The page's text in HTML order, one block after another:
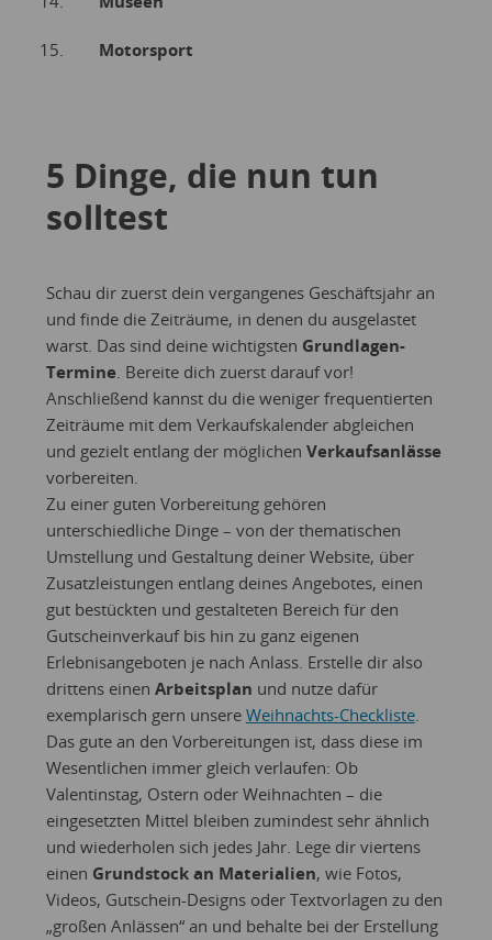
Motorsport
5 Dinge, die nun tun
solltest
Schau dir zuerst dein vergangenes Geschäftsjahr an
und finde die Zeiträume, in denen du ausgelastet
warst. Das sind deine wichtigsten Grundlagen-
Termine. Bereite dich zuerst darauf vor!
Anschließend kannst du die weniger frequentierten
Zeiträume mit dem Verkaufskalender abgleichen
und gezielt entlang der möglichen Verkaufsanlässe
vorbereiten.
Zu einer guten Vorbereitung gehören
unterschiedliche Dinge – von der thematischen
Umstellung und Gestaltung deiner Website, über
Zusatzleistungen entlang deines Angebotes, einen
gut bestückten und gestalteten Bereich für den
Gutscheinverkauf bis hin zu ganz eigenen
Erlebnisangeboten je nach Anlass. Erstelle dir also
drittens einen Arbeitsplan und nutze dafür
exemplarisch gern unsere Weihnachts-Checkliste.
Das gute an den Vorbereitungen ist, dass diese im
Wesentlichen immer gleich verlaufen: Ob
Valentinstag, Ostern oder Weihnachten – die
eingesetzten Mittel bleiben zumindest sehr ähnlich
und wiederholen sich jedes Jahr. Lege dir viertens
einen Grundstock an Materialien, wie Fotos,
Videos, Gutschein-Designs oder Textvorlagen zu den
„großen Anlässen“ an und behalte bei der Erstellung